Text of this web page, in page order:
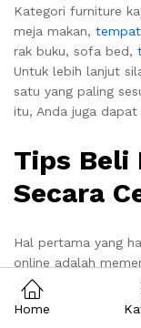
Kategori furniture
meja makan,
rak buku, sofa bed,
Untuk lebih lanjut
satu yang paling
itu, Anda juga
Tips Beli
Secara
Hal pertama yang
online adalah
dengan sangat
sebenarnya
Home